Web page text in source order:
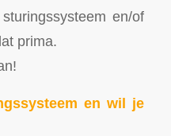
en/of
prima.
en wil je